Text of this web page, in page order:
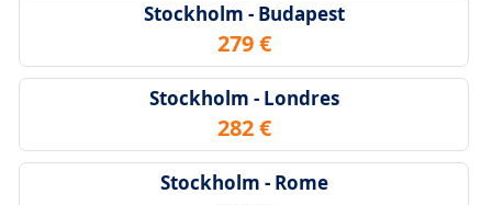
Stockholm - Budapest
279 €
Stockholm - Londres
282 €
Stockholm - Rome